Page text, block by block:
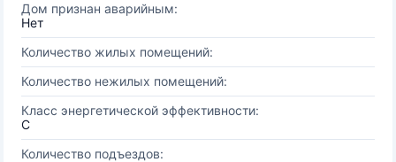
Дом признан аварийным:
Нет
Количество жилых помещений:
Количество нежилых помещений:
Класс энергетической эффективности:
C
Количество подъездов: